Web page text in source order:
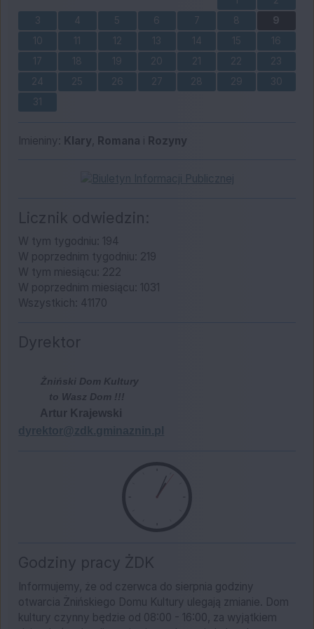
3
4 5 6 7 8
9
10
11 12 13 14 15
16
17
18 19 20 21 22
23
24
25 26 27 28 29
30
31
Imieniny
Imieniny: Klary, Romana i Rozyny
Licznik odwiedzin:
W tym tygodniu: 194
W poprzednim tygodniu: 219
W tym miesiącu: 222
W poprzednim miesiącu: 1031
Wszystkich: 41170
Dyrektor
Żniński Dom Kultury
to Wasz Dom !!!
Artur Krajewski
dyrektor@zdk.gminaznin.pl
Godziny pracy ŻDK
Informujemy, że od czerwca do sierpnia godziny
otwarcia Żnińskiego Domu Kultury ulegają zmianie. Dom
kultury czynny będzie od 08:00 - 16:00, za wyjątkiem